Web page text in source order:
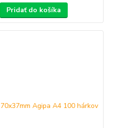
Pridať do košíka